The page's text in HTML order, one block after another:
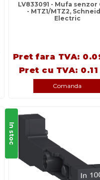
LV833091 - Mufa senzor
- MTZ1/MTZ2,
Electric
Pret fara TVA:
Pret cu TVA:
Comanda
In stoc